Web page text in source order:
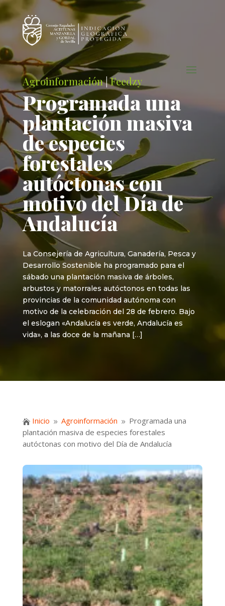
Agroinformación|Feedzy
Programada una
plantación masiva
de especies
forestales
autóctonas con
motivo del Día de
Andalucía
La Consejería de Agricultura, Ganadería, Pesca y
Desarrollo Sostenible ha programado para el
sábado una plantación masiva de árboles,
arbustos y matorrales autóctonos en todas las
provincias de la comunidad autónoma con
motivo de la celebración del 28 de febrero. Bajo
el eslogan «Andalucía es verde, Andalucía es
vida», a las doce de la mañana […]
 Inicio 9 Agroinformación 9 Programada una
plantación masiva de especies forestales
autóctonas con motivo del Día de Andalucía